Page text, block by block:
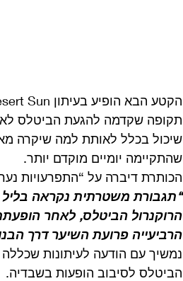
תקופה שקדמה להגעת הביטלס
שהתקיימה יומיים מוקדם יותר.
הכותרת דיברה על “התפרעויות
הרוקנרול הביטלס, לאחר
הרביעייה פרועת השיער דרך
הביטלס לסיבוב הופעות בשבדיה.